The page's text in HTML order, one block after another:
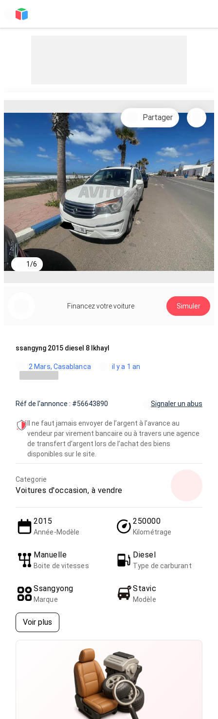
1/6
Partager
Financez votre voiture Simuler
ssangyng 2015 diesel 8 lkhayl
2 Mars, Casablanca il y a 1 an
Réf de l'annonce : #56643890 Signaler un abus
Il ne faut jamais envoyer de l’argent à l’avance au
vendeur par virement bancaire ou à travers une agence
de transfert d’argent lors de l’achat des biens
disponibles sur le site.
Categorie
Voitures d'occasion, à vendre
2015
Année-Modèle
250000
Kilométrage
Manuelle
Boite de vitesses
Diesel
Type de carburant
Ssangyong
Marque
Stavic
Modèle
Voir plus